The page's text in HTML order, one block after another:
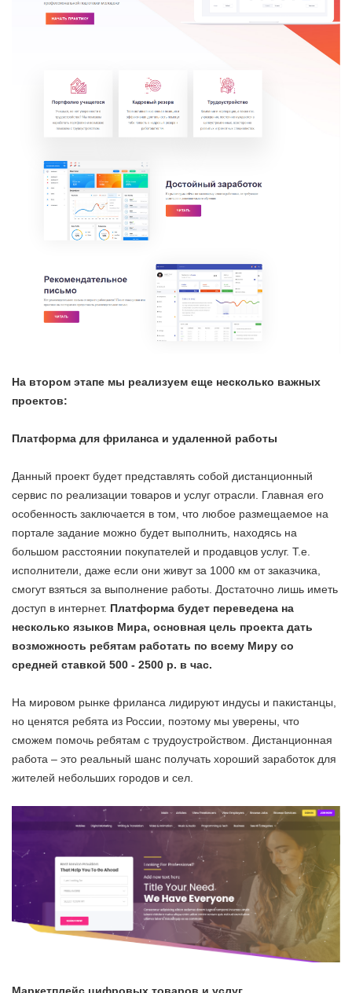
На втором этапе мы реализуем еще несколько важных
проектов:
Платформа для фриланса и удаленной работы
Данный проект будет представлять собой дистанционный
сервис по реализации товаров и услуг отрасли. Главная его
особенность заключается в том, что любое размещаемое на
портале задание можно будет выполнить, находясь на
большом расстоянии покупателей и продавцов услуг. Т.е.
исполнители, даже если они живут за 1000 км от заказчика,
смогут взяться за выполнение работы. Достаточно лишь иметь
доступ в интернет. Платформа будет переведена на
несколько языков Мира, основная цель проекта дать
возможность ребятам работать по всему Миру со
средней ставкой 500 - 2500 р. в час.
На мировом рынке фриланса лидируют индусы и пакистанцы,
но ценятся ребята из России, поэтому мы уверены, что
сможем помочь ребятам с трудоустройством. Дистанционная
работа – это реальный шанс получать хороший заработок для
жителей небольших городов и сел.